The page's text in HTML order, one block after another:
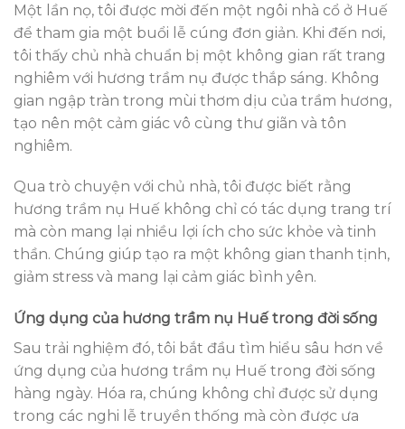
Một lần nọ, tôi được mời đến một ngôi nhà cổ ở Huế
để tham gia một buổi lễ cúng đơn giản. Khi đến nơi,
tôi thấy chủ nhà chuẩn bị một không gian rất trang
nghiêm với hương trầm nụ được thắp sáng. Không
gian ngập tràn trong mùi thơm dịu của trầm hương,
tạo nên một cảm giác vô cùng thư giãn và tôn
nghiêm.
Qua trò chuyện với chủ nhà, tôi được biết rằng
hương trầm nụ Huế không chỉ có tác dụng trang trí
mà còn mang lại nhiều lợi ích cho sức khỏe và tinh
thần. Chúng giúp tạo ra một không gian thanh tịnh,
giảm stress và mang lại cảm giác bình yên.
Ứng dụng của hương trầm nụ Huế trong đời sống
Sau trải nghiệm đó, tôi bắt đầu tìm hiểu sâu hơn về
ứng dụng của hương trầm nụ Huế trong đời sống
hàng ngày. Hóa ra, chúng không chỉ được sử dụng
trong các nghi lễ truyền thống mà còn được ưa